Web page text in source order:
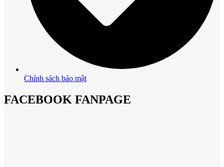
Chính sách bảo mật
FACEBOOK FANPAGE